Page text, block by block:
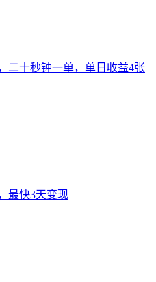
二十秒钟一单，单日收益4张
最快3天变现